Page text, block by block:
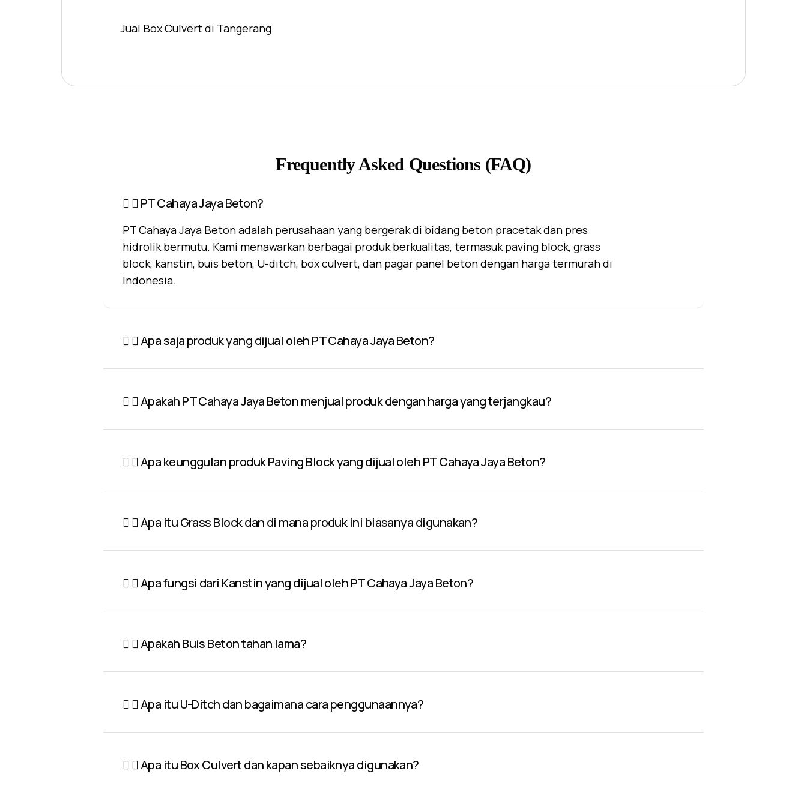
Jual Box Culvert di Tangerang
Frequently Asked Questions (FAQ)
PT Cahaya Jaya Beton?
PT Cahaya Jaya Beton adalah perusahaan yang bergerak di bidang beton pracetak dan pres
hidrolik bermutu. Kami menawarkan berbagai produk berkualitas, termasuk paving block, grass
block, kanstin, buis beton, U-ditch, box culvert, dan pagar panel beton dengan harga termurah di
Indonesia.
Apa saja produk yang dijual oleh PT Cahaya Jaya Beton?
Apakah PT Cahaya Jaya Beton menjual produk dengan harga yang terjangkau?
Apa keunggulan produk Paving Block yang dijual oleh PT Cahaya Jaya Beton?
Apa itu Grass Block dan di mana produk ini biasanya digunakan?
Apa fungsi dari Kanstin yang dijual oleh PT Cahaya Jaya Beton?
Apakah Buis Beton tahan lama?
Apa itu U-Ditch dan bagaimana cara penggunaannya?
Apa itu Box Culvert dan kapan sebaiknya digunakan?